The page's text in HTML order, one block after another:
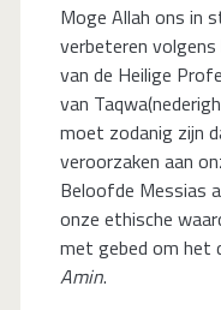
Moge Allah ons in
verbeteren
van de Heilige
van
moet zodanig zijn
veroorzaken aan
Beloofde Messias
onze ethische
met gebed om het
Amin.